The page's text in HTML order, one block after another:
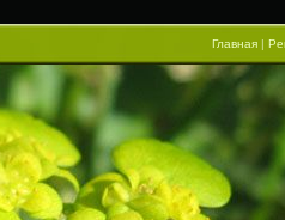
Главная |